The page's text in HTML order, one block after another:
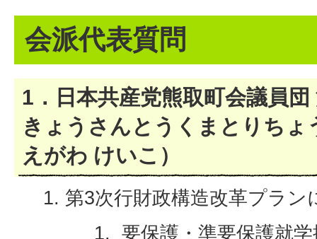
会派代表質問
1．日本共産党熊取町会議員
きょうさんとうくまとりちょ
えがわ けいこ）
第3次行財政構造改革プラン
要保護・準要保護就